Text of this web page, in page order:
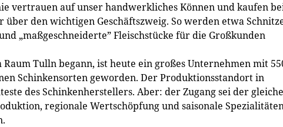
vertrauen auf unser handwerkliches Können und kaufen
über den wichtigen Geschäftszweig. So werden etwa
„maßgeschneiderte” Fleischstücke für die Großkunden
Tulln begann, ist heute ein großes Unternehmen mit
Schinkensorten geworden. Der Produktionsstandort in
des Schinkenherstellers. Aber: der Zugang sei der gleiche
regionale Wertschöpfung und ­saisonale